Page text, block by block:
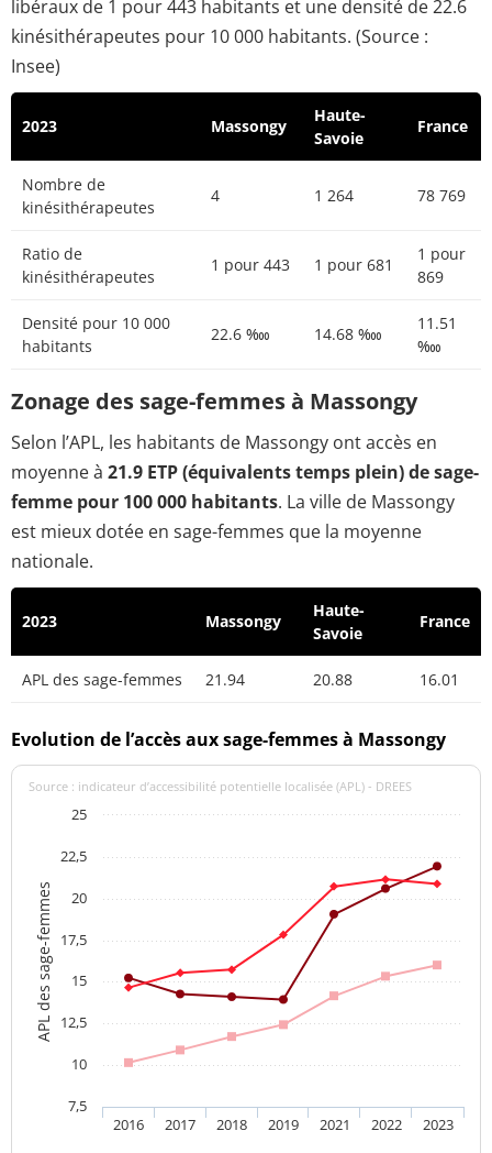
libéraux de 1 pour 443 habitants et une densité de 22.6
kinésithérapeutes pour 10 000 habitants. (Source :
Insee)
2023 Massongy
Haute-
Savoie
France
Nombre de
kinésithérapeutes
4 1 264 78 769
Ratio de
kinésithérapeutes
1 pour 443 1 pour 681
1 pour
869
Densité pour 10 000
habitants
22.6 ‱ 14.68 ‱
11.51
‱
Zonage des sage-femmes à Massongy
Selon l’APL, les habitants de Massongy ont accès en
moyenne à 21.9 ETP (équivalents temps plein) de sage-
femme pour 100 000 habitants. La ville de Massongy
est mieux dotée en sage-femmes que la moyenne
nationale.
2023 Massongy
Haute-
Savoie
France
APL des sage-femmes 21.94 20.88 16.01
Evolution de l’accès aux sage-femmes à Massongy
APL des sage-femmes
Source : indicateur d’accessibilité potentielle localisée (APL) - DREES
2016 2017 2018 2019 2021 2022 2023
7,5
10
12,5
15
17,5
20
22,5
25